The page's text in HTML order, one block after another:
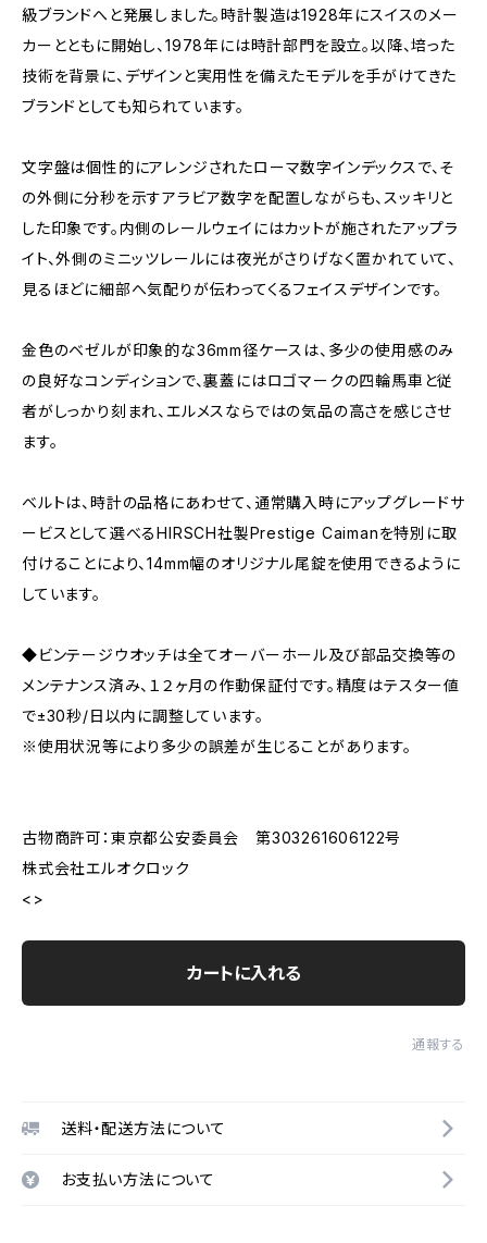
級ブランドへと発展しました。時計製造は1928年にスイスのメー
カーとともに開始し、1978年には時計部門を設立。以降、培った
技術を背景に、デザインと実用性を備えたモデルを手がけてきた
ブランドとしても知られています。
文字盤は個性的にアレンジされたローマ数字インデックスで、そ
の外側に分秒を示すアラビア数字を配置しながらも、スッキリと
した印象です。内側のレールウェイにはカットが施されたアップラ
イト、外側のミニッツレールには夜光がさりげなく置かれていて、
見るほどに細部へ気配りが伝わってくるフェイスデザインです。
金色のベゼルが印象的な36mm径ケースは、多少の使用感のみ
の良好なコンディションで、裏蓋にはロゴマークの四輪馬車と従
者がしっかり刻まれ、エルメスならではの気品の高さを感じさせ
ます。
ベルトは、時計の品格にあわせて、通常購入時にアップグレードサ
ービスとして選べるHIRSCH社製Prestige Caimanを特別に取
付けることにより、14mm幅のオリジナル尾錠を使用できるように
しています。
◆ビンテージウオッチは全てオーバーホール及び部品交換等の
メンテナンス済み、１２ヶ月の作動保証付です。精度はテスター値
で±30秒/日以内に調整しています。
※使用状況等により多少の誤差が生じることがあります。
古物商許可：東京都公安委員会 第303261606122号
株式会社エルオクロック
<>
カートに入れる
通報する
送料・配送方法について
お支払い方法について